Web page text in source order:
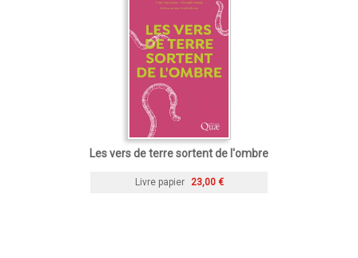
Les vers de terre sortent de l'ombre
Livre papier 23,00 €